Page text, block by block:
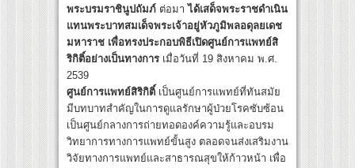
พระบรมราชินูปถัมภ์ ต่อมาได้เสด็จพระราชดำเนิน
แทนพระบาทสมเด็จพระเจ้าอยู่หัวภูมิพลอดุลยเดช
มหาราช เพื่อทรงประกอบพิธีเปิดศูนย์การแพทย์สิ
ริกิติ์อย่างเป็นทางการ เมื่อวันที่ 19 สิงหาคม พ.ศ.
2539
ศูนย์การแพทย์สิริกิติ์ เป็นศูนย์การแพทย์ที่ทันสมัย
มีบทบาทสำคัญในการดูแลรักษาผู้ป่วยโรคซับซ้อน
เป็นศูนย์กลางการถ่ายทอดองค์ความรู้และอบรม
วิทยาการทางการแพทย์ขั้นสูง ตลอดจนส่งเสริมงาน
วิจัยทางการแพทย์และสาธารณสุขให้ก้าวหน้า เพื่อ